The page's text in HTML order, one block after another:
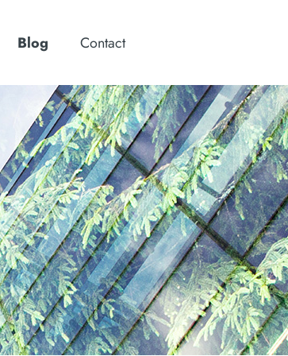
Blog Contact